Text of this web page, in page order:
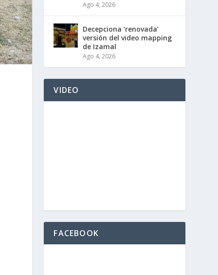
Ago 4, 2026
Decepciona ‘renovada’
versión del video mapping
de Izamal
Ago 4, 2026
VIDEO
FACEBOOK